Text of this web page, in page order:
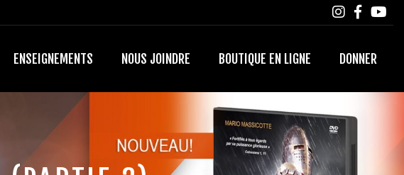
ENSEIGNEMENTS NOUS JOINDRE BOUTIQUE EN LIGNE DONNER